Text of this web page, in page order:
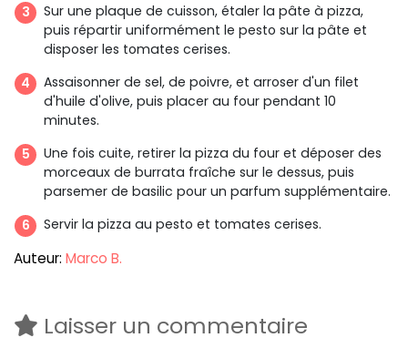
Sur une plaque de cuisson, étaler la pâte à pizza,
puis répartir uniformément le pesto sur la pâte et
disposer les tomates cerises.
Assaisonner de sel, de poivre, et arroser d'un filet
d'huile d'olive, puis placer au four pendant 10
minutes.
Une fois cuite, retirer la pizza du four et déposer des
morceaux de burrata fraîche sur le dessus, puis
parsemer de basilic pour un parfum supplémentaire.
Servir la pizza au pesto et tomates cerises.
Auteur: Marco B.
Laisser un commentaire